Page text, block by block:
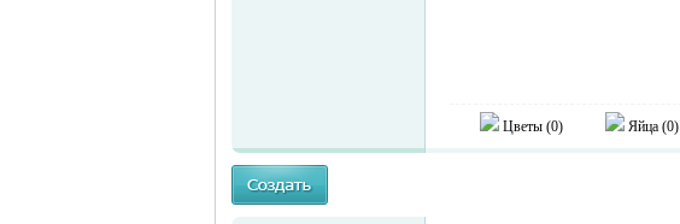
RU
Цветы (0) Яйца (0)